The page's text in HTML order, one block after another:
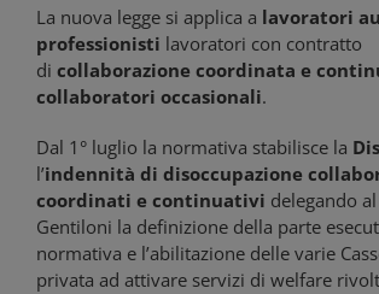
La nuova legge si applica a lavoratori
professionisti lavoratori con contratto
di collaborazione coordinata e
collaboratori occasionali.
Dal 1° luglio la normativa stabilisce la
l’indennità di disoccupazione
coordinati e continuativi delegando
Gentiloni la definizione della parte
normativa e l’abilitazione delle varie
privata ad attivare servizi di welfare